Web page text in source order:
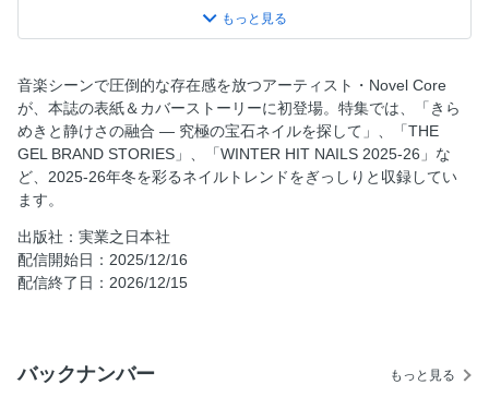
読者プレゼントスペシャル
『NAIL VENUS』定期購読のお知らせ
きらめきと静けさの融合 究極の宝石ネイルを探して
buff × Cutting Edge Style 洗練と先鋭のネイル＆ジュエリー
人気ネイリストが選ぶ! 即・映えの最前線
THE GEL BRAND STORIES 人気ブランドの軌跡と革新
ネイル空間から、新たなメディアを生み出すZ世代の挑戦者
たち
ネイリストのライフスタイル OFFとONから考える、心地よ
ストアイテムを完全網羅！
音楽シーンで圧倒的な存在感を放つアーティスト・Novel Core
が、本誌の表紙＆カバーストーリーに初登場。特集では、「きら
めきと静けさの融合 ― 究極の宝石ネイルを探して」、「THE
GEL BRAND STORIES」、「WINTER HIT NAILS 2025-26」な
ど、2025-26年冬を彩るネイルトレンドをぎっしりと収録してい
ます。
出版社：実業之日本社
配信開始日：2025/12/16
配信終了日：2026/12/15
バックナンバー もっと見る